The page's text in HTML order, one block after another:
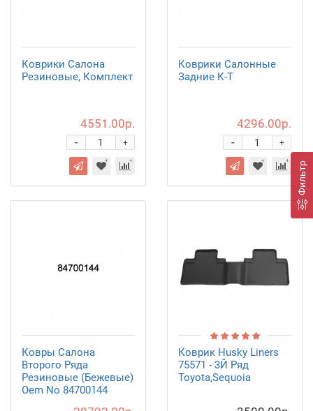
Фильтр
Коврики Салона
Резиновые, Комплект
4551.00р.
+
-
Коврики Салонные
Задние К-Т
4296.00р.
+
-
Ковры Салона
Второго Ряда
Резиновые (Бежевые)
Oem No 84700144
Коврик Husky Liners
75571 - 3Й Ряд
Toyota,Sequoia